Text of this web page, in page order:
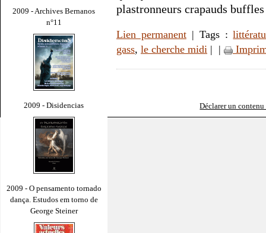
2009 - Archives Bernanos
n°11
2009 - Disidencias
2009 - O pensamento tornado
dança. Estudos em torno de
George Steiner
plastronneurs crapauds
Lien permanent| Tags :
gass, le cherche midi | |
Déclarer un